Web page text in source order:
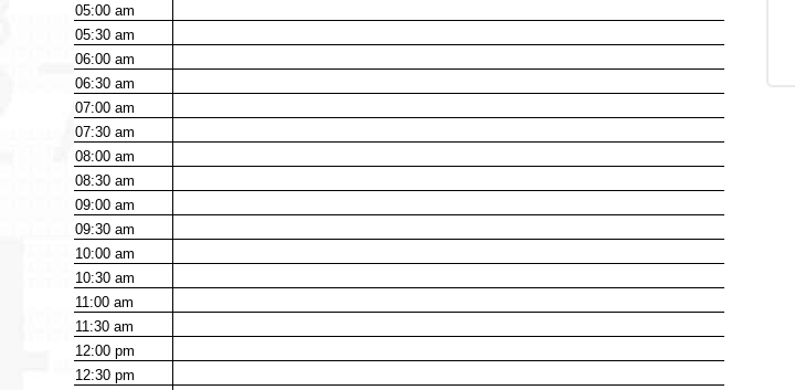
05:00am
05:30am
06:00am
06:30am
07:00am
07:30am
08:00am
08:30am
09:00am
09:30am
10:00am
10:30am
11:00am
11:30am
12:00pm
12:30pm